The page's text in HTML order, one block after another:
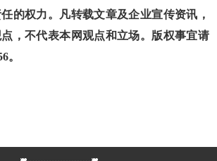
的权力。凡转载文章及企业宣传资讯，
，不代表本网观点和立场。版权事宜请
。